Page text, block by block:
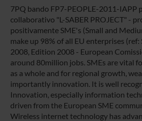
7PQ bando FP7-PEOPLE-2011-IAPP
collaborativo "L-SABER PROJECT" -
positivamente SME's (Small and
make up 98% of all EU enterprises (ref:
2008, Edition 2008 - European
around 80million jobs. SMEs are vital
as a whole and for regional growth,
importantly innovation. It is well
Innovation, especially information
driven from the European SME
Wireless internet technology has